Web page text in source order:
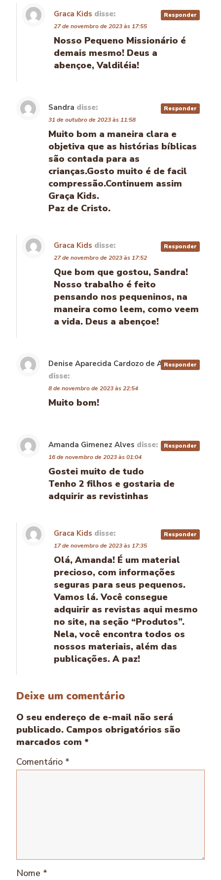
Graca Kids disse:
27 de novembro de 2023 às 17:55
Nosso Pequeno Missionário é
demais mesmo! Deus a
abençoe, Valdiléia!
Responder
Sandra disse:
31 de outubro de 2023 às 11:58
Muito bom a maneira clara e
objetiva que as histórias bíblicas
são contada para as
crianças.Gosto muito é de facil
compressão.Continuem assim
Graça Kids.
Paz de Cristo.
Responder
Graca Kids disse:
27 de novembro de 2023 às 17:52
Que bom que gostou, Sandra!
Nosso trabalho é feito
pensando nos pequeninos, na
maneira como leem, como veem
a vida. Deus a abençoe!
Responder
Denise Aparecida Cardozo de Abrante
disse:
8 de novembro de 2023 às 22:54
Muito bom!
Responder
Amanda Gimenez Alves disse:
16 de novembro de 2023 às 01:04
Gostei muito de tudo
Tenho 2 filhos e gostaria de
adquirir as revistinhas
Responder
Graca Kids disse:
17 de novembro de 2023 às 17:35
Olá, Amanda! É um material
precioso, com informações
seguras para seus pequenos.
Vamos lá. Você consegue
adquirir as revistas aqui mesmo
no site, na seção “Produtos”.
Nela, você encontra todos os
nossos materiais, além das
publicações. A paz!
Responder
Deixe um comentário
O seu endereço de e-mail não será
publicado. Campos obrigatórios são
marcados com *
Comentário *
Nome *